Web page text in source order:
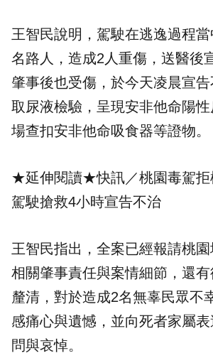
王智民說明，駕駛在逃逸過程
名路人，造成2人重傷，送醫後
肇事後也受傷，於今天凌晨宣
取尿液檢驗，呈現安非他命陽
場查扣安非他命吸食器等證物。
★延伸閱讀★快訊／桃園毒駕
駕駛搶救4小時宣告不治
王智民指出，全案已經報請桃園
相關肇事責任與案情細節，還
釐清，對於造成2名無辜民眾不
感痛心與遺憾，並向死者家屬
問與哀悼。